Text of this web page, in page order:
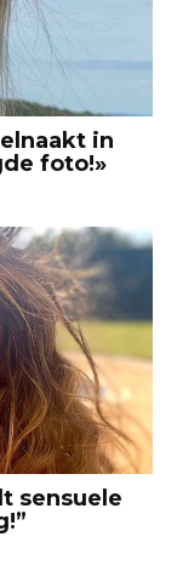
in
foto!»
sensuele